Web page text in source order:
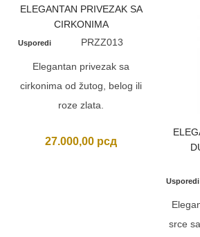
ELEGANTAN PRIVEZAK SA
CIRKONIMA
Usporedi PRZZ013
Elegantan privezak sa
cirkonima od žutog, belog ili
roze zlata.
27.000,00 рсд
Usporedi
srce